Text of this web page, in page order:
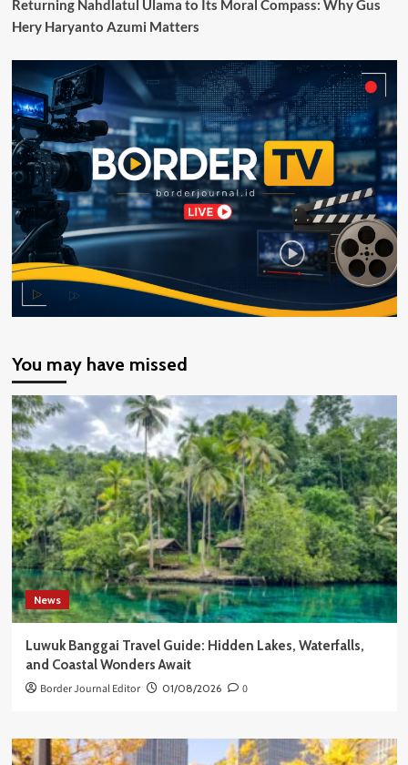
Returning Nahdlatul Ulama to Its Moral Compass: Why Gus
Hery Haryanto Azumi Matters
You may have missed
News
Luwuk Banggai Travel Guide: Hidden Lakes, Waterfalls,
and Coastal Wonders Await
Border Journal Editor 01/08/2026 0